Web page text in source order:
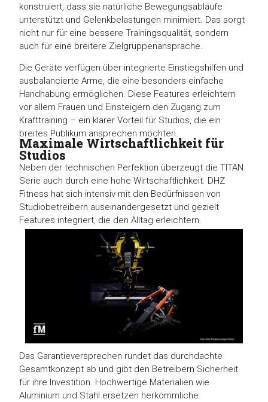
konstruiert, dass sie natürliche Bewegungsabläufe
unterstützt und Gelenkbelastungen minimiert. Das sorgt
nicht nur für eine bessere Trainingsqualität, sondern
auch für eine breitere Zielgruppenansprache.
Die Geräte verfügen über integrierte Einstiegshilfen und
ausbalancierte Arme, die eine besonders einfache
Handhabung ermöglichen. Diese Features erleichtern
vor allem Frauen und Einsteigern den Zugang zum
Krafttraining – ein klarer Vorteil für Studios, die ein
breites Publikum ansprechen möchten.
Maximale Wirtschaftlichkeit für
Studios
Neben der technischen Perfektion überzeugt die TITAN
Serie auch durch eine hohe Wirtschaftlichkeit. DHZ
Fitness hat sich intensiv mit den Bedürfnissen von
Studiobetreibern auseinandergesetzt und gezielt
Features integriert, die den Alltag erleichtern.
Das Garantieversprechen rundet das durchdachte
Gesamtkonzept ab und gibt den Betreibern Sicherheit
für ihre Investition. Hochwertige Materialien wie
Aluminium und Stahl ersetzen herkömmliche